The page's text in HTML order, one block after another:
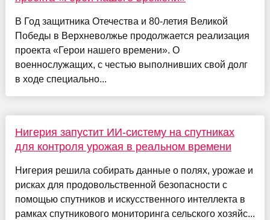
В Год защитника Отечества и 80-летия Великой
Победы в Верхневолжье продолжается реализация
проекта «Герои нашего времени». О
военнослужащих, с честью выполнивших свой долг
в ходе специально...
Нигерия запустит ИИ-систему на спутниках
для контроля урожая в реальном времени
Нигерия решила собирать данные о полях, урожае и
рисках для продовольственной безопасности с
помощью спутников и искусственного интеллекта в
рамках спутникового мониторинга сельского хозяйс...